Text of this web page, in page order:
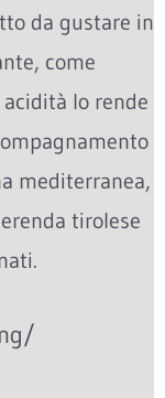
da gustare in
come
lo rende
mediterranea,
tirolese